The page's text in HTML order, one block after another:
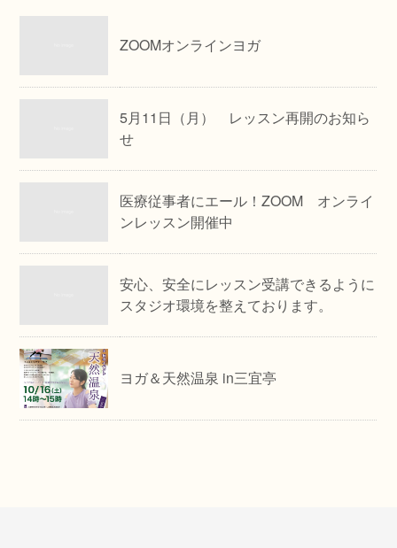
ZOOMオンラインヨガ
5月11日（月） レッスン再開のお知ら
せ
医療従事者にエール！ZOOM オンライ
ンレッスン開催中
安心、安全にレッスン受講できるように
スタジオ環境を整えております。
ヨガ＆天然温泉 in三宜亭